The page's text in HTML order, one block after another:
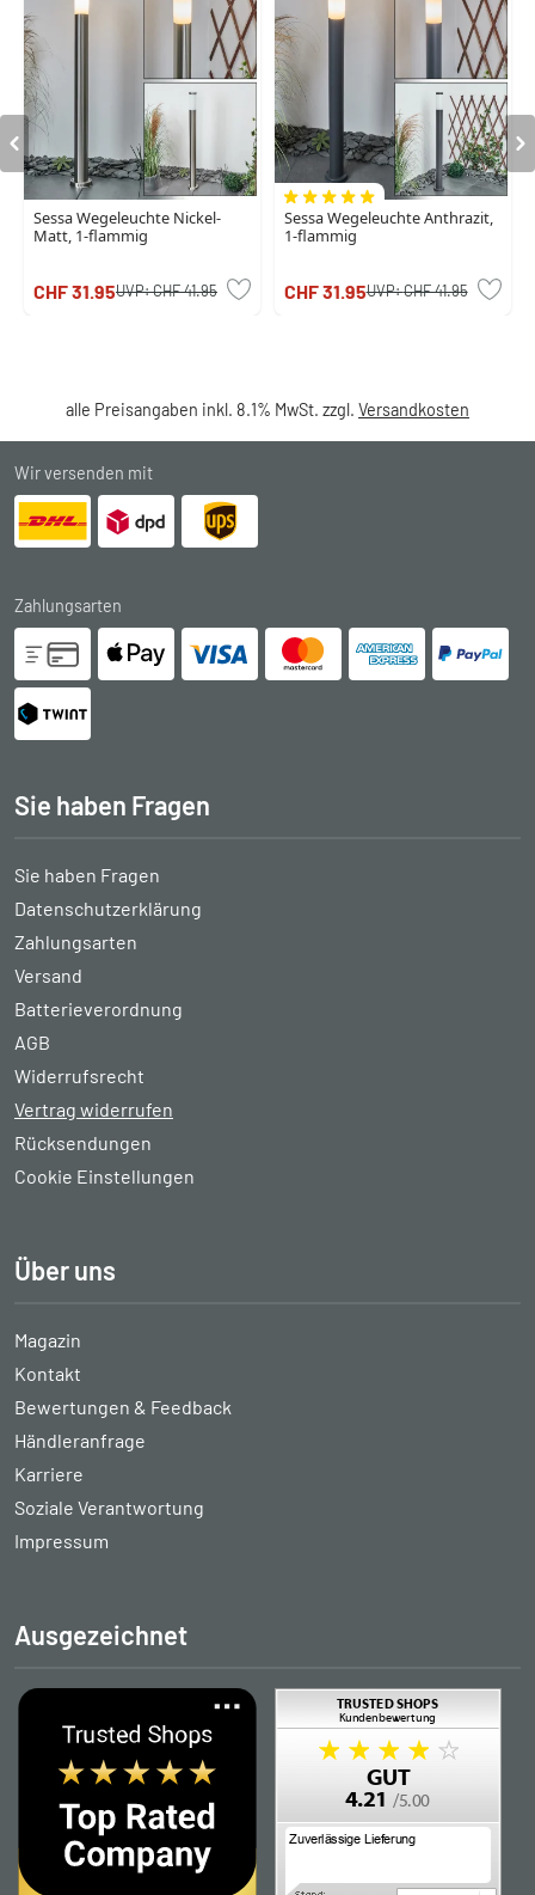
Sessa Wegeleuchte Nickel-
Matt, 1-flammig
CHF 31.95UVP:CHF 41.95
Sessa Wegeleuchte Anthrazit,
1-flammig
CHF 31.95UVP:CHF 41.95
alle Preisangaben inkl. 8.1% MwSt. zzgl. Versandkosten
Wir versenden mit
Zahlungsarten
Sie haben Fragen
Sie haben Fragen
Datenschutzerklärung
Zahlungsarten
Versand
Batterieverordnung
AGB
Widerrufsrecht
Vertrag widerrufen
Rücksendungen
Cookie Einstellungen
Über uns
Magazin
Kontakt
Bewertungen & Feedback
Händleranfrage
Karriere
Soziale Verantwortung
Impressum
Ausgezeichnet